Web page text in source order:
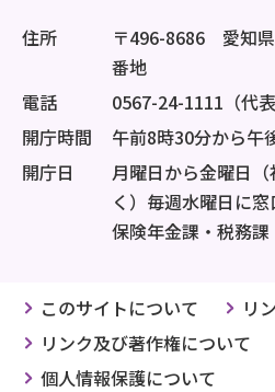
住所
〒496-8686 愛知
番地
電話
0567-24-1111（代表
開庁時間
午前8時30分から午
開庁日
月曜日から金曜日
く）毎週水曜日に
保険年金課・税務課
このサイトについて
リ
リンク及び著作権について
個人情報保護について